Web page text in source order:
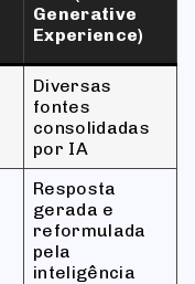
Generative
Experience)
Diversas
fontes
consolidadas
por IA
Resposta
gerada e
reformulada
pela
inteligência